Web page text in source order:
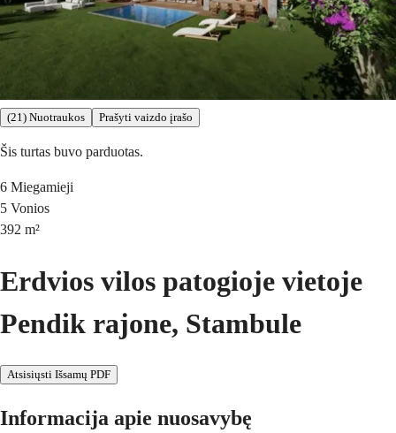
(21) Nuotraukos Prašyti vaizdo įrašo
Šis turtas buvo parduotas.
6 Miegamieji
5 Vonios
392 m²
Erdvios vilos patogioje vietoje
Pendik rajone, Stambule
Atsisiųsti Išsamų PDF
Informacija apie nuosavybę